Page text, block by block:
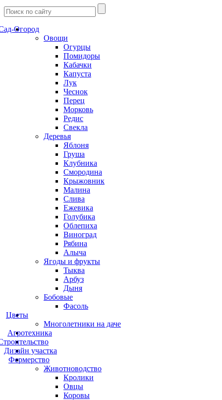
Огород
Овощи
Огурцы
Помидоры
Кабачки
Капуста
Лук
Чеснок
Перец
Морковь
Редис
Свекла
Деревья
Яблоня
Груша
Клубника
Смородина
Крыжовник
Малина
Слива
Ежевика
Голубика
Облепиха
Виноград
Рябина
Алыча
Ягоды и фрукты
Тыква
Арбуз
Дыня
Бобовые
Фасоль
Цветы
Многолетники на даче
Агротехника
Дизайн участка
Фермерство
Животноводство
Кролики
Овцы
Коровы